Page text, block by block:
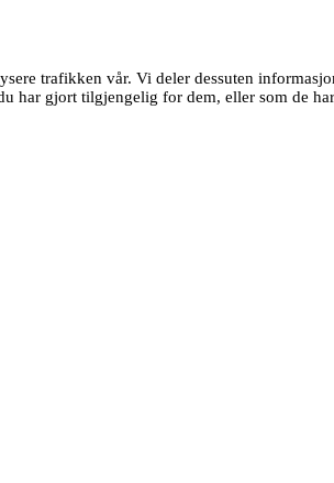
trafikken vår. Vi deler dessuten
har gjort tilgjengelig for dem, eller som de